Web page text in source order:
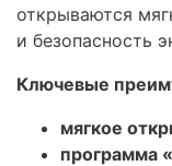
открываются
и безопасность
Ключевые
мягкое
программа